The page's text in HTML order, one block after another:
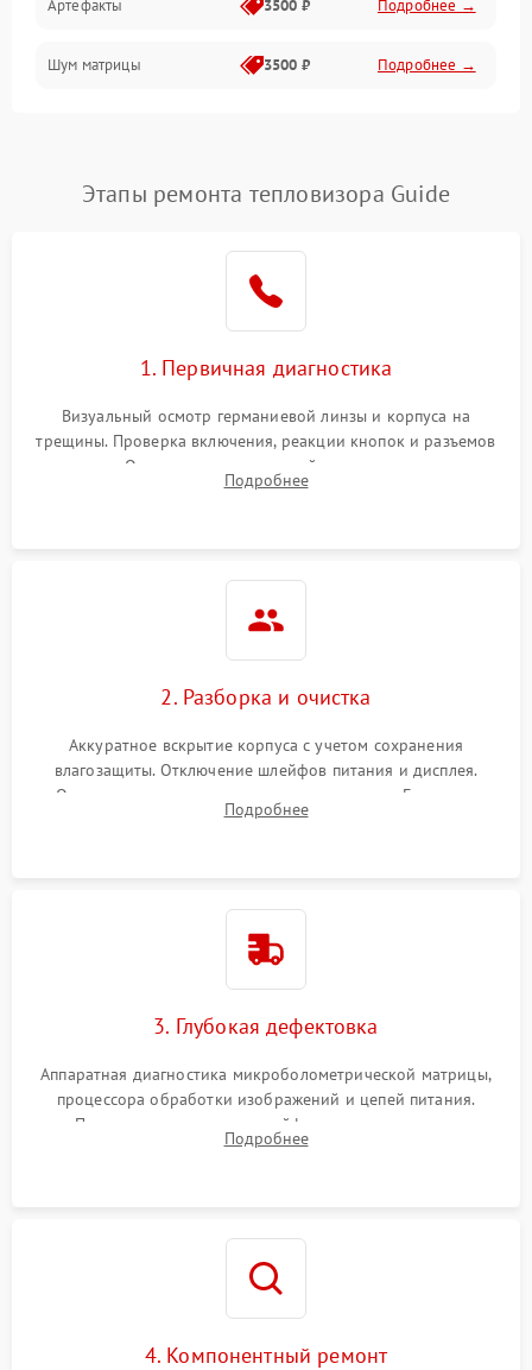
Матрица
Проблемы питания
Сбои коммуникаций и интерфейсов
Экран (дисплей)
Артефакты 3500 ₽ Подробнее →
Шум матрицы 3500 ₽ Подробнее →
Этапы ремонта тепловизора Guide
1. Первичная диагностика
Визуальный осмотр германиевой линзы и корпуса на
трещины. Проверка включения, реакции кнопок и разъемов
зарядки. Оценка вывода тепловой сигнатуры на экран,
проверка базовых функций и считывание системных
Подробнее
2. Разборка и очистка
Аккуратное вскрытие корпуса с учетом сохранения
влагозащиты. Отключение шлейфов питания и дисплея.
Очистка внутренних плат от окислов и пыли. Бережная
обработка германиевого объектива специализированными
Подробнее
3. Глубокая дефектовка
Аппаратная диагностика микроболометрической матрицы,
процессора обработки изображений и цепей питания.
Проверка целостности шлейфов, модуля памяти и
интерфейсов связи. Выявление сгоревших SMD-компонентов
Подробнее
4. Компонентный ремонт